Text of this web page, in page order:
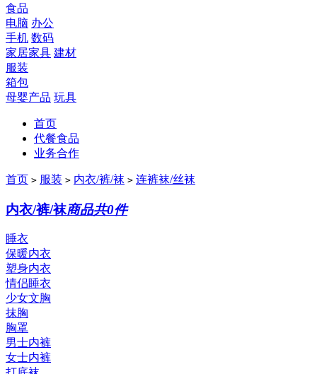
食品
电脑 办公
手机 数码
家居家具 建材
服装
箱包
母婴产品 玩具
首页
代餐食品
业务合作
首页 > 服装 > 内衣/裤/袜 > 连裤袜/丝袜
内衣/裤/袜商品共0件
睡衣
保暖内衣
塑身内衣
情侣睡衣
少女文胸
抹胸
胸罩
男士内裤
女士内裤